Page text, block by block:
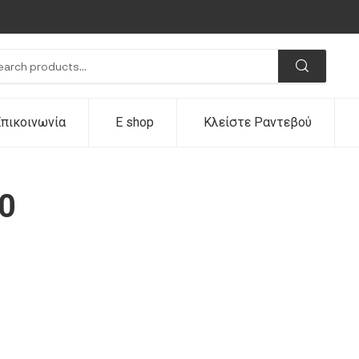
E shop Κλείστε Ραντεβού